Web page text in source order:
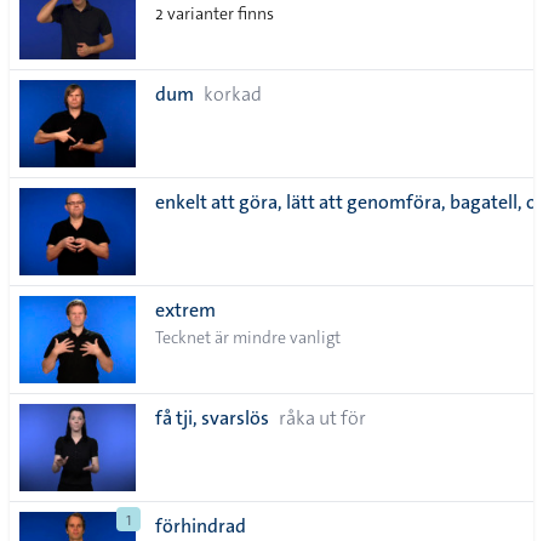
2 varianter finns
dum korkad
enkelt att göra, lätt att genomföra, bagatell,
extrem
Tecknet är mindre vanligt
få tji, svarslös råka ut för
1 förhindrad